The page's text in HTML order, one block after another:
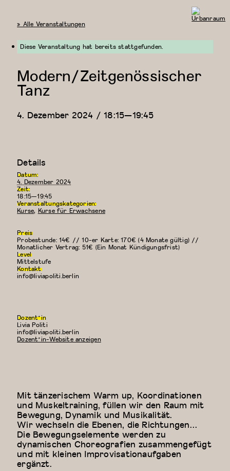
« Alle Veranstaltungen
Diese Veranstaltung hat bereits stattgefunden.
Modern/Zeitgenössischer
Tanz
4. Dezember 2024 / 18:15—19:45
Mit tänzerischem Warm up, Koordinationen
und Muskeltraining, füllen wir den Raum mit
Bewegung, Dynamik und Musikalität.
Wir wechseln die Ebenen, die Richtungen…
Die Bewegungselemente werden zu
dynamischen Choreografien zusammengefügt
und mit kleinen Improvisationaufgaben
ergänzt.
Details
Datum:
4. Dezember 2024
Zeit:
18:15—19:45
Veranstaltungskategorien:
Kurse, Kurse für Erwachsene
Dozent*in
Livia Politi
E-
Mail:
info@liviapoliti.berlin
Dozent*in-Website anzeigen
Preis
Probestunde: 14€ // 10-er Karte: 170€ (4 Monate gültig) //
Monatlicher Vertrag: 51€ (Ein Monat Kündigungsfrist)
Level
Mittelstufe
Kontakt
info@liviapoliti.berlin